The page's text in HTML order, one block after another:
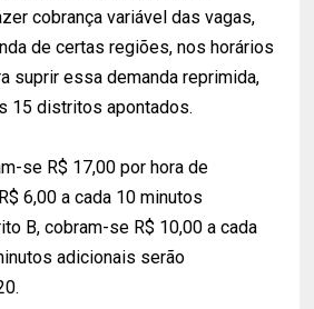
cobrança variável das vagas,
de certas regiões, nos horários
suprir essa demanda reprimida,
15 distritos apontados.
se R$ 17,00 por hora de
6,00 a cada 10 minutos
B, cobram-se R$ 10,00 a cada
adicionais serão